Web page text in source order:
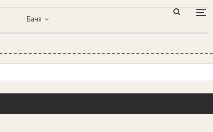
Баня